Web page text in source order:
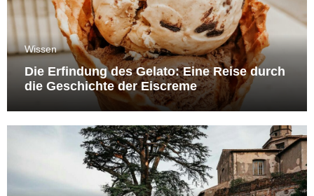
Wissen
Die Erfindung des Gelato: Eine Reise durch
die Geschichte der Eiscreme